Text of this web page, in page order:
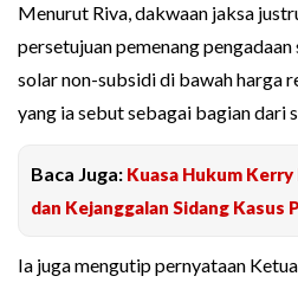
Menurut Riva, dakwaan jaksa
persetujuan pemenang
solar non-subsidi di bawah harga
yang ia sebut sebagai bagian dari
Baca Juga: Kuasa Hukum Kerry
dan Kejanggalan Sidang Kasus
Ia juga mengutip pernyataan